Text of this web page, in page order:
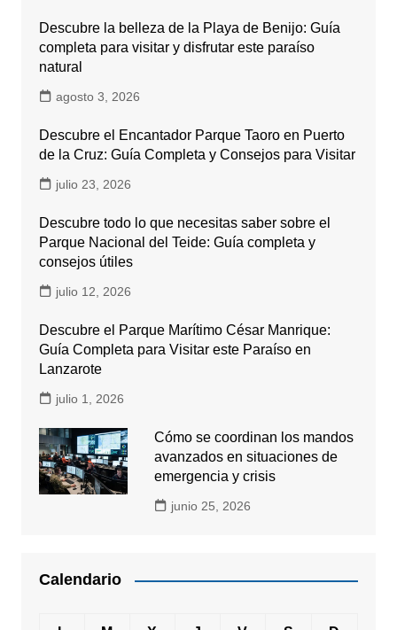
Descubre la belleza de la Playa de Benijo: Guía
completa para visitar y disfrutar este paraíso
natural
agosto 3, 2026
Descubre el Encantador Parque Taoro en Puerto
de la Cruz: Guía Completa y Consejos para Visitar
julio 23, 2026
Descubre todo lo que necesitas saber sobre el
Parque Nacional del Teide: Guía completa y
consejos útiles
julio 12, 2026
Descubre el Parque Marítimo César Manrique:
Guía Completa para Visitar este Paraíso en
Lanzarote
julio 1, 2026
Cómo se coordinan los mandos
avanzados en situaciones de
emergencia y crisis
junio 25, 2026
Calendario